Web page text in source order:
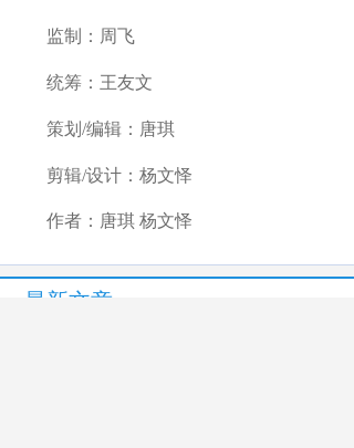
监制：周飞
统筹：王友文
策划/编辑：唐琪
剪辑/设计：杨文怿
作者：唐琪 杨文怿
最新文章